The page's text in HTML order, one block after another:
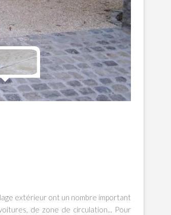
extérieur ont un nombre important
de zone de circulation... Pour